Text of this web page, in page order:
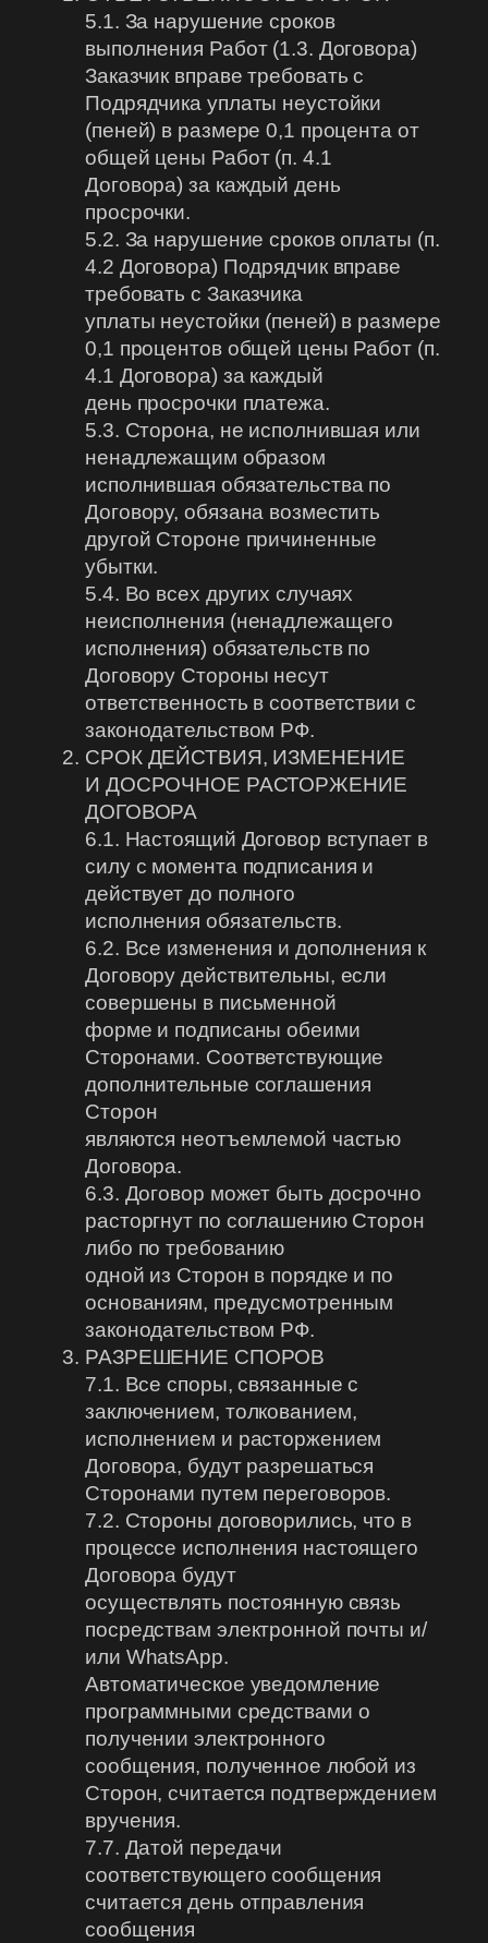
5.1. За нарушение сроков
выполнения Работ (1.3. Договора)
Заказчик вправе требовать с
Подрядчика уплаты неустойки
(пеней) в размере 0,1 процента от
общей цены Работ (п. 4.1
Договора) за каждый день
просрочки.
5.2. За нарушение сроков оплаты (п.
4.2 Договора) Подрядчик вправе
требовать с Заказчика
уплаты неустойки (пеней) в размере
0,1 процентов общей цены Работ (п.
4.1 Договора) за каждый
день просрочки платежа.
5.3. Сторона, не исполнившая или
ненадлежащим образом
исполнившая обязательства по
Договору, обязана возместить
другой Стороне причиненные
убытки.
5.4. Во всех других случаях
неисполнения (ненадлежащего
исполнения) обязательств по
Договору Стороны несут
ответственность в соответствии с
законодательством РФ.
СРОК ДЕЙСТВИЯ, ИЗМЕНЕНИЕ
И ДОСРОЧНОЕ РАСТОРЖЕНИЕ
ДОГОВОРА
6.1. Настоящий Договор вступает в
силу с момента подписания и
действует до полного
исполнения обязательств.
6.2. Все изменения и дополнения к
Договору действительны, если
совершены в письменной
форме и подписаны обеими
Сторонами. Соответствующие
дополнительные соглашения
Сторон
являются неотъемлемой частью
Договора.
6.3. Договор может быть досрочно
расторгнут по соглашению Сторон
либо по требованию
одной из Сторон в порядке и по
основаниям, предусмотренным
законодательством РФ.
РАЗРЕШЕНИЕ СПОРОВ
7.1. Все споры, связанные с
заключением, толкованием,
исполнением и расторжением
Договора, будут разрешаться
Сторонами путем переговоров.
7.2. Стороны договорились, что в
процессе исполнения настоящего
Договора будут
осуществлять постоянную связь
посредствам электронной почты и/
или WhatsApp.
Автоматическое уведомление
программными средствами о
получении электронного
сообщения, полученное любой из
Сторон, считается подтверждением
вручения.
7.7. Датой передачи
соответствующего сообщения
считается день отправления
сообщения